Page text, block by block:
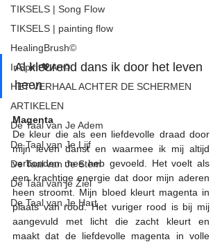
TIKSELS | Song Flow
TIKSELS | painting flow
HealingBrush©
InSpirit💖Art©
HET VERHAAL ACHTER DE SCHERMEN
ARTIKELEN
De Taal van Je Adem
De Taal van Je Lijf
De Taal van Je Stem
De Taal van je Ziel
De Taal van Je Hart
Al kleurend dans ik door het leven
heen
Magenta
De kleur die als een liefdevolle draad door
mijn leven danst en waarmee ik mij altijd
verbonden mee heb gevoeld. Het voelt als
een krachtige energie dat door mijn aderen
heen stroomt. Mijn bloed kleurt magenta in
plaats van rood. Het vuriger rood is bij mij
aangevuld met licht die zacht kleurt en
maakt dat de liefdevolle magenta in volle